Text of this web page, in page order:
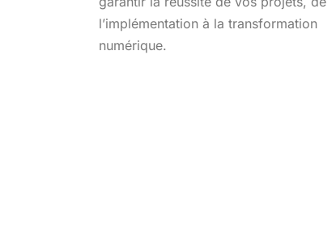
l’implémentation à la transformation
numérique.